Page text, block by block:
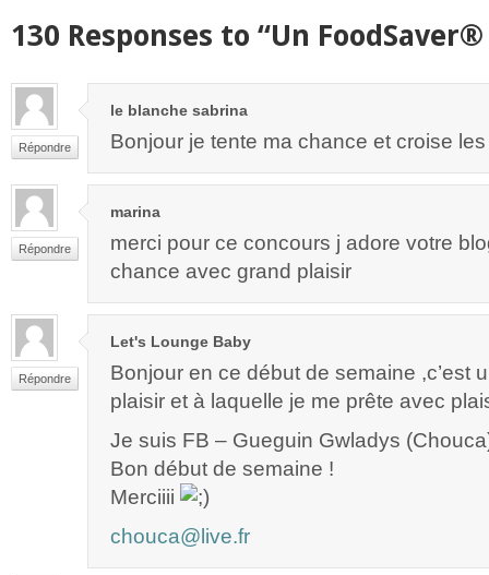
130 Responses to “Un
Répondre
le blanche sabrina
Bonjour je tente ma chance et croise
Répondre
marina
merci pour ce concours j adore votre
chance avec grand plaisir
Répondre
Let's Lounge Baby
Bonjour en ce début de semaine ,c’est
plaisir et à laquelle je me prête avec
Je suis FB – Gueguin Gwladys
Bon début de semaine !
Merciiii
chouca@live.fr